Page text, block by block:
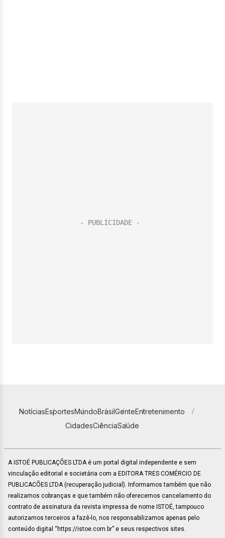
NotíciasEsportesMundoBrasilGenteEntretenimento
CidadesCiênciaSaúde
A ISTOÉ PUBLICAÇÕES LTDA é um portal digital independente e sem
vinculação editorial e societária com a EDITORA TRES COMÉRCIO DE
PUBLICACÕES LTDA (recuperação judicial). Informamos também que não
realizamos cobranças e que também não oferecemos cancelamento do
contrato de assinatura da revista impressa de nome ISTOÉ, tampouco
autorizamos terceiros a fazê-lo, nos responsabilizamos apenas pelo
conteúdo digital “https://istoe.com.br” e seus respectivos sites.